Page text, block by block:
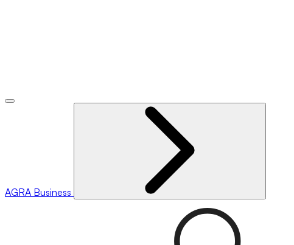
AGRA Business